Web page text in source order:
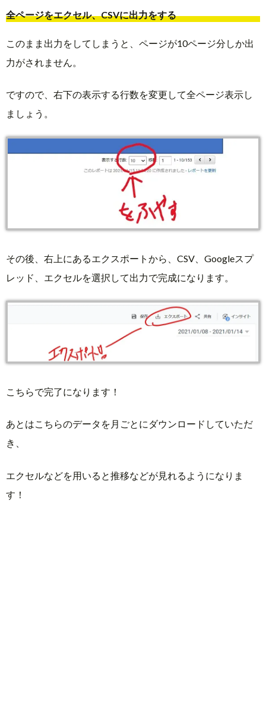
全ページをエクセル、CSVに出力をする
このまま出力をしてしまうと、ページが10ページ分しか出
力がされません。
ですので、右下の表示する行数を変更して全ページ表示し
ましょう。
その後、右上にあるエクスポートから、CSV、Googleスプ
レッド、エクセルを選択して出力で完成になります。
こちらで完了になります！
あとはこちらのデータを月ごとにダウンロードしていただ
き、
エクセルなどを用いると推移などが見れるようになりま
す！